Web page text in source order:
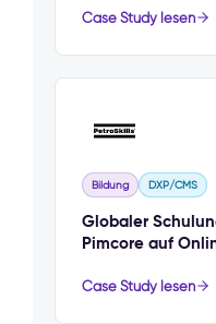
Case Study lesen
Bildung DXP/CMS
Globaler
Pimcore auf
Case Study lesen